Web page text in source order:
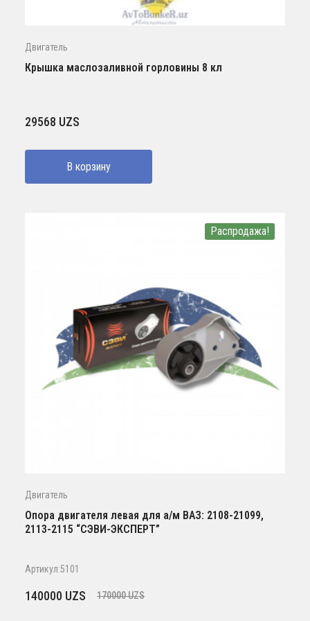
Двигатель
Крышка маслозаливной горловины 8 кл
29568 UZS
В корзину
Распродажа!
Двигатель
Опора двигателя левая для а/м ВАЗ: 2108-21099,
2113-2115 “СЭВИ-ЭКСПЕРТ”
Артикул:5101
170000UZS
Первоначальная
140000 UZS
Текущая